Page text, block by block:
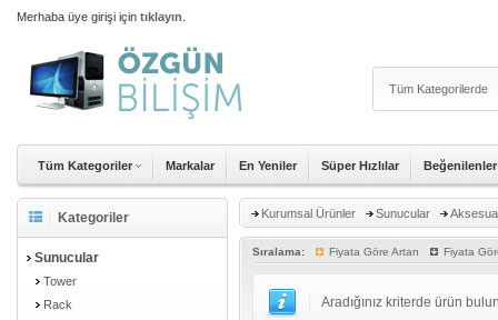
Merhaba üye girişi için tıklayın
Tüm Kategoriler Markalar En Yeniler Süper Hızlılar Beğenilenler
Kategoriler
Sunucular
Tower
Rack
Kurumsal Ürünler Sunucular
Sıralama: Fiyata Göre Artan Fiyata
Aradığınız kriterde ürün